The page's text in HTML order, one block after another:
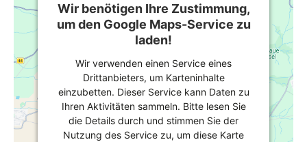
Wir benötigen Ihre Zustimmung,
um den Google Maps-Service zu
laden!
Wir verwenden einen Service eines
Drittanbieters, um Karteninhalte
einzubetten. Dieser Service kann Daten zu
Ihren Aktivitäten sammeln. Bitte lesen Sie
die Details durch und stimmen Sie der
Nutzung des Service zu, um diese Karte